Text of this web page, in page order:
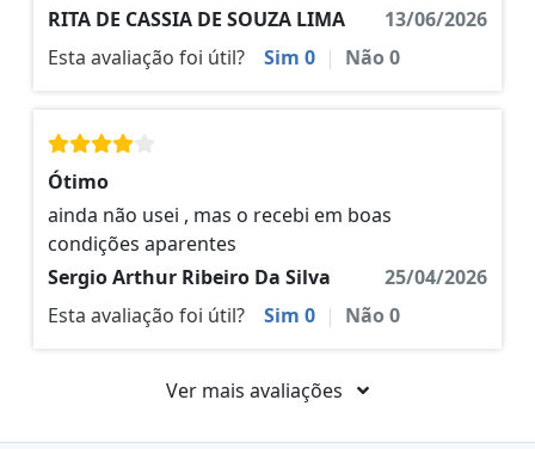
RITA DE CASSIA DE SOUZA LIMA
13/06/2026
Esta avaliação foi útil?
Sim 0 | Não0
Ótimo
ainda não usei , mas o recebi em boas
condições aparentes
Sergio Arthur Ribeiro Da Silva
25/04/2026
Esta avaliação foi útil?
Sim 0 | Não0
Ver mais avaliações